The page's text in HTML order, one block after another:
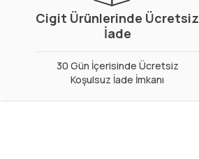
Cigit Ürünlerinde Ücretsiz
İade
30 Gün İçerisinde Ücretsiz
Koşulsuz İade İmkanı